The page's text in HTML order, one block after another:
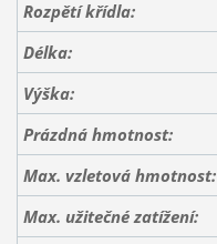
Rozpětí křídla:
Délka:
Výška:
Prázdná hmotnost:
Max. vzletová hmotnost:
Max. užitečné zatížení: